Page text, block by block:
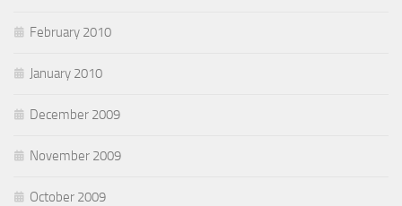
February 2010
January 2010
December 2009
November 2009
October 2009